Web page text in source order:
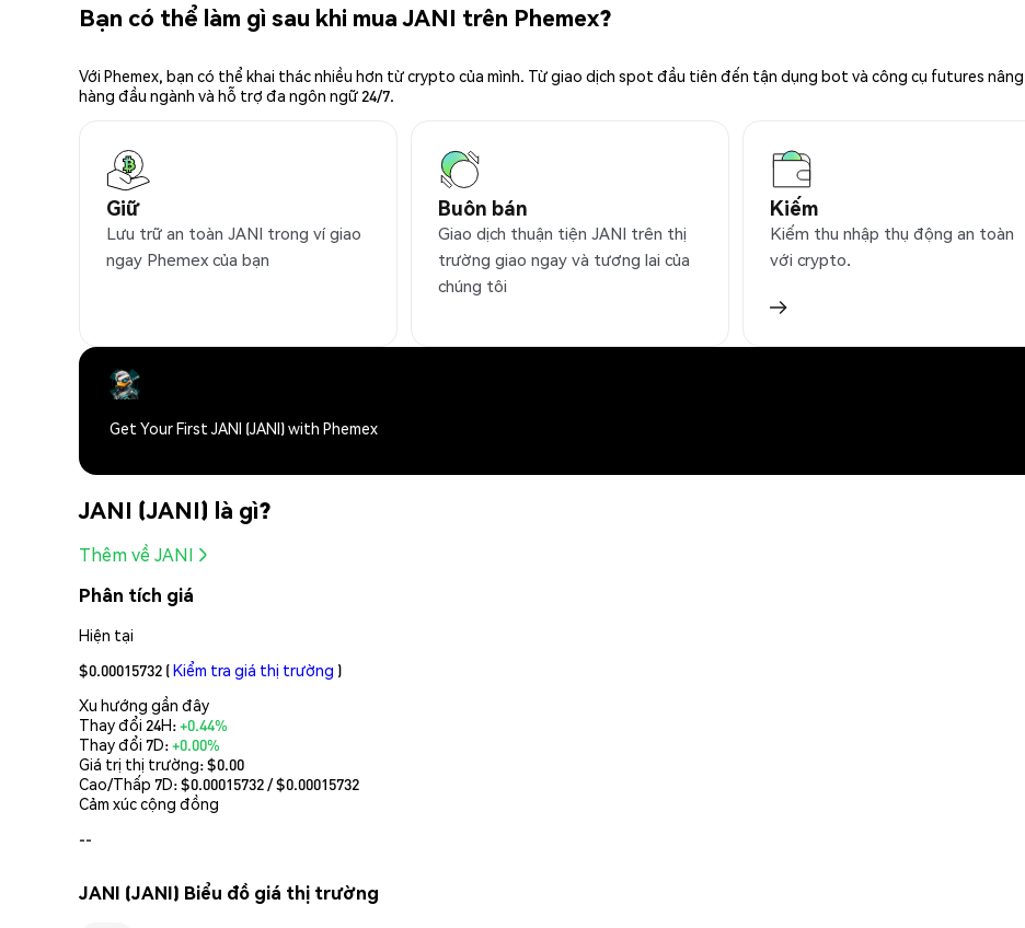
Bạn có thể làm gì sau khi mua JANI trên Phemex?
Với Phemex, bạn có thể khai thác nhiều hơn từ crypto của mình. Từ giao dịch spot đầu tiên đến tận dụng bot và công cụ futures
hàng đầu ngành và hỗ trợ đa ngôn ngữ 24/7.
Giữ
Lưu trữ an toàn JANI trong ví giao
ngay Phemex của bạn
Buôn bán
Giao dịch thuận tiện JANI trên thị
trường giao ngay và tương lai của
chúng tôi
Kiếm
Kiếm thu nhập thụ động an toàn
với crypto.
Get Your First JANI (JANI) with Phemex
JANI (JANI) là gì?
Thêm về JANI
Phân tích giá
Hiện tại
$0.00015732 (Kiểm tra giá thị trường )
Xu hướng gần đây
Thay đổi 24H:+0.44%
Thay đổi 7D:+0.00%
Giá trị thị trường:$0.00
Cao/Thấp 7D: $0.00015732/ $0.00015732
Cảm xúc cộng đồng
--
JANI (JANI) Biểu đồ giá thị trường